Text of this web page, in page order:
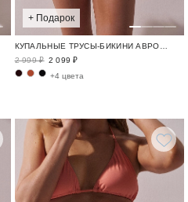
+ Подарок
КУПАЛЬНЫЕ ТРУСЫ-БИКИНИ АВРОРА / SWIM BASE
2 999 ₽ 2 099 ₽
+4 цвета